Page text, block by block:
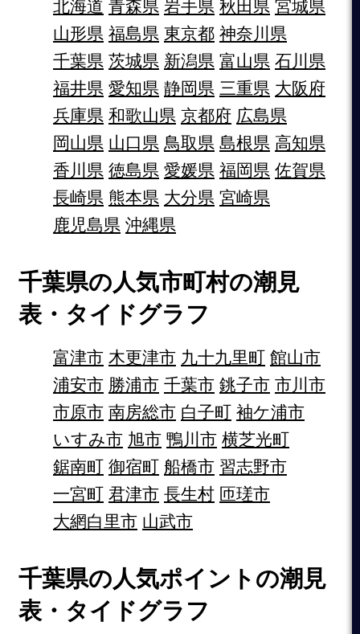
北海道 青森県 岩手県 秋田県 宮城県
山形県 福島県 東京都 神奈川県
千葉県 茨城県 新潟県 富山県 石川県
福井県 愛知県 静岡県 三重県 大阪府
兵庫県 和歌山県 京都府 広島県
岡山県 山口県 鳥取県 島根県 高知県
香川県 徳島県 愛媛県 福岡県 佐賀県
長崎県 熊本県 大分県 宮崎県
鹿児島県 沖縄県
千葉県の人気市町村の潮見
表・タイドグラフ
富津市 木更津市 九十九里町 館山市
浦安市 勝浦市 千葉市 銚子市 市川市
市原市 南房総市 白子町 袖ケ浦市
いすみ市 旭市 鴨川市 横芝光町
鋸南町 御宿町 船橋市 習志野市
一宮町 君津市 長生村 匝瑳市
大網白里市 山武市
千葉県の人気ポイントの潮見
表・タイドグラフ